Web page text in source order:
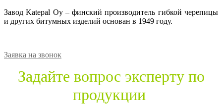
Завод Katepal Oy – финский производитель гибкой черепицы
и других битумных изделий основан в 1949 году.
Заявка на звонок
Задайте вопрос эксперту по
продукции